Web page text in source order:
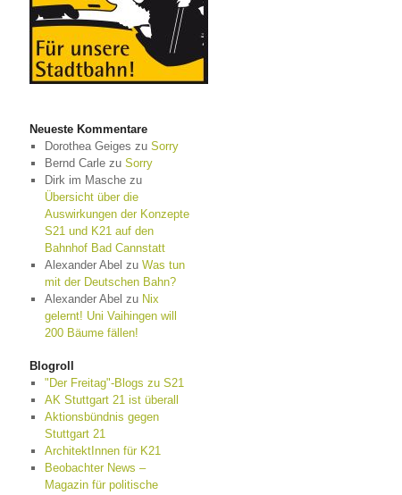
Neueste Kommentare
Dorothea Geiges zu Sorry
Bernd Carlezu Sorry
Dirk im Maschezu
Übersicht über die
Auswirkungen der Konzepte
S21 und K21 auf den
Bahnhof Bad Cannstatt
Alexander Abel zu Was tun
mit der Deutschen Bahn?
Alexander Abel zu Nix
gelernt! Uni Vaihingen will
200 Bäume fällen!
Blogroll
"Der Freitag"-Blogs zu S21
AK Stuttgart 21 ist überall
Aktionsbündnis gegen
Stuttgart 21
ArchitektInnen für K21
Beobachter News –
Magazin für politische